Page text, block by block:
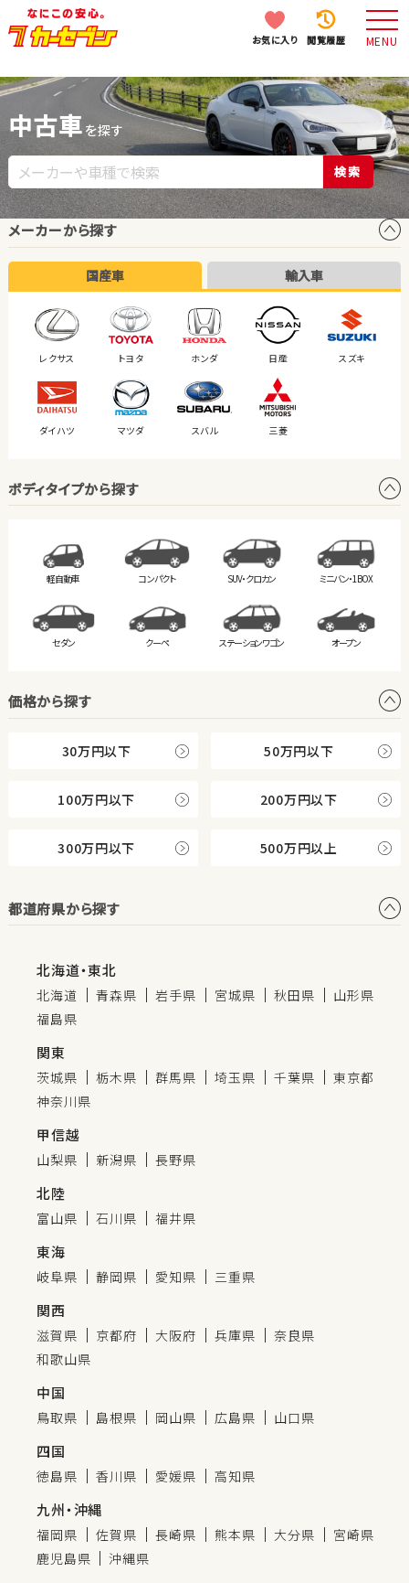
お気に入り 閲覧履歴 MENU
中古車 を探す
検索
メーカーから探す
国産車 輸入車
レクサス トヨタ ホンダ 日産 スズキ
ダイハツ マツダ スバル 三菱
ボディタイプから探す
軽自動車 コンパクト SUV・クロカン ミニバン・1BOX
セダン クーペ ステーションワゴン オープン
価格から探す
30万円以下 50万円以下
100万円以下 200万円以下
300万円以下 500万円以上
都道府県から探す
北海道・東北
北海道 青森県 岩手県 宮城県 秋田県
山形県
福島県
関東
茨城県 栃木県 群馬県 埼玉県 千葉県
東京都
神奈川県
甲信越
山梨県 新潟県 長野県
北陸
富山県 石川県 福井県
東海
岐阜県 静岡県 愛知県 三重県
関西
滋賀県 京都府 大阪府 兵庫県
奈良県
和歌山県
中国
鳥取県 島根県 岡山県 広島県 山口県
四国
徳島県 香川県 愛媛県 高知県
九州・沖縄
福岡県 佐賀県 長崎県 熊本県 大分県
宮崎県
鹿児島県
沖縄県